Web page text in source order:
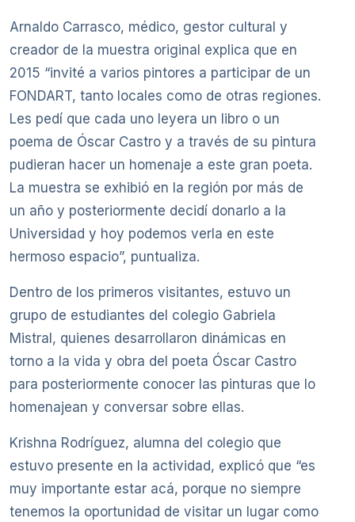
Arnaldo Carrasco, médico, gestor cultural y
creador de la muestra original explica que en
2015 “invité a varios pintores a participar de un
FONDART, tanto locales como de otras regiones.
Les pedí que cada uno leyera un libro o un
poema de Óscar Castro y a través de su pintura
pudieran hacer un homenaje a este gran poeta.
La muestra se exhibió en la región por más de
un año y posteriormente decidí donarlo a la
Universidad y hoy podemos verla en este
hermoso espacio”, puntualiza.
Dentro de los primeros visitantes, estuvo un
grupo de estudiantes del colegio Gabriela
Mistral, quienes desarrollaron dinámicas en
torno a la vida y obra del poeta Óscar Castro
para posteriormente conocer las pinturas que lo
homenajean y conversar sobre ellas.
Krishna Rodríguez, alumna del colegio que
estuvo presente en la actividad, explicó que “es
muy importante estar acá, porque no siempre
tenemos la oportunidad de visitar un lugar como